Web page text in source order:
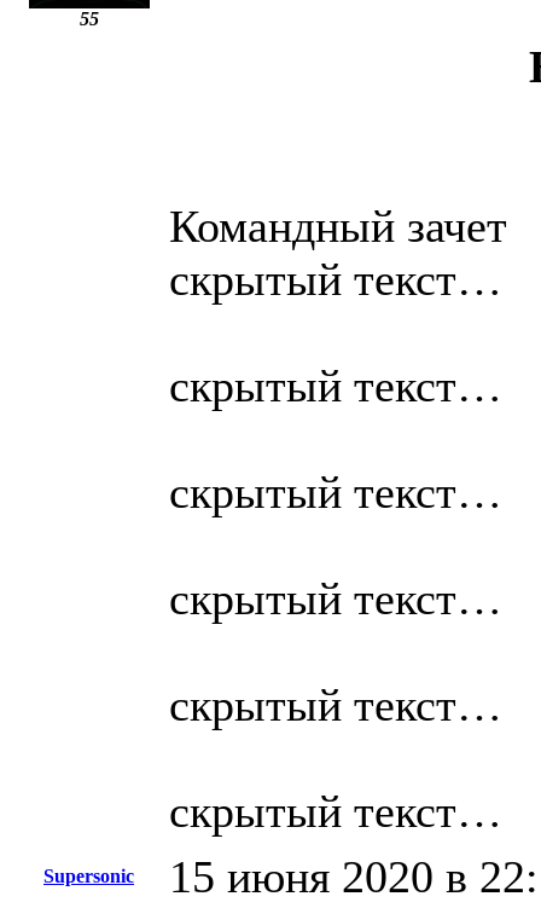
55
Командный зачет
скрытый текст…
скрытый текст…
скрытый текст…
скрытый текст…
скрытый текст…
скрытый текст…
Supersonic 15 июня 2020 в